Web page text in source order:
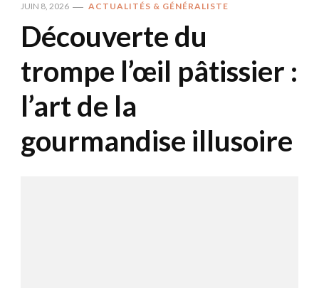
JUIN 8, 2026 ACTUALITÉS & GÉNÉRALISTE
Découverte du
trompe l’œil pâtissier :
l’art de la
gourmandise illusoire